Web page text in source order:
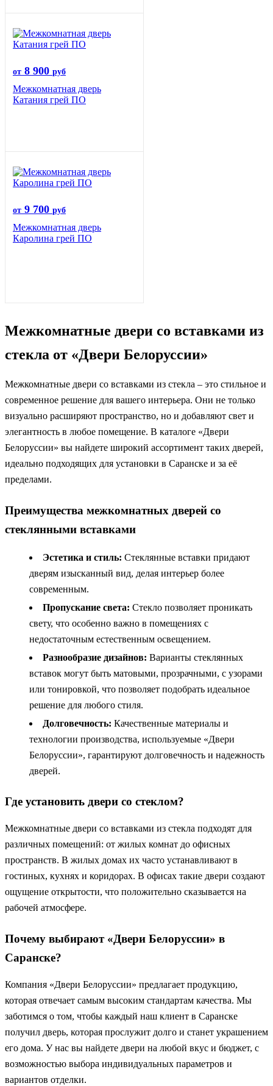
от 8 900 руб
Межкомнатная дверь
Катания грей ПО
от 9 700 руб
Межкомнатная дверь
Каролина грей ПО
Межкомнатные двери со вставками из
стекла от «Двери Белоруссии»
Межкомнатные двери со вставками из стекла – это стильное и
современное решение для вашего интерьера. Они не только
визуально расширяют пространство, но и добавляют свет и
элегантность в любое помещение. В каталоге «Двери
Белоруссии» вы найдете широкий ассортимент таких дверей,
идеально подходящих для установки в Саранске и за её
пределами.
Преимущества межкомнатных дверей со
стеклянными вставками
Эстетика и стиль: Стеклянные вставки придают
дверям изысканный вид, делая интерьер более
современным.
Пропускание света: Стекло позволяет проникать
свету, что особенно важно в помещениях с
недостаточным естественным освещением.
Разнообразие дизайнов: Варианты стеклянных
вставок могут быть матовыми, прозрачными, с узорами
или тонировкой, что позволяет подобрать идеальное
решение для любого стиля.
Долговечность: Качественные материалы и
технологии производства, используемые «Двери
Белоруссии», гарантируют долговечность и надежность
дверей.
Где установить двери со стеклом?
Межкомнатные двери со вставками из стекла подходят для
различных помещений: от жилых комнат до офисных
пространств. В жилых домах их часто устанавливают в
гостиных, кухнях и коридорах. В офисах такие двери создают
ощущение открытости, что положительно сказывается на
рабочей атмосфере.
Почему выбирают «Двери Белоруссии» в
Саранске?
Компания «Двери Белоруссии» предлагает продукцию,
которая отвечает самым высоким стандартам качества. Мы
заботимся о том, чтобы каждый наш клиент в Саранске
получил дверь, которая прослужит долго и станет украшением
его дома. У нас вы найдете двери на любой вкус и бюджет, с
возможностью выбора индивидуальных параметров и
вариантов отделки.